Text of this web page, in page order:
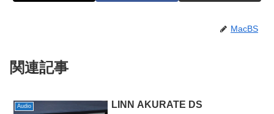
MacBS
関連記事
Audio LINN AKURATE DS